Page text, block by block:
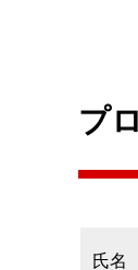
プ
氏名